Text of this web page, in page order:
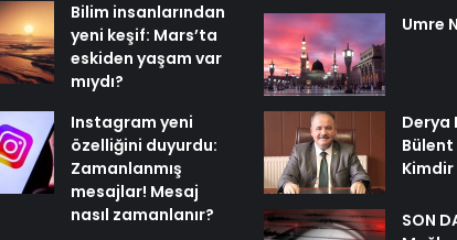
Bilim insanlarından
yeni keşif: Mars’ta
eskiden yaşam var
mıydı?
Instagram yeni
özelliğini duyurdu:
Zamanlanmış
mesajlar! Mesaj
nasıl zamanlanır?
Umre
Derya
Kimdir
SON